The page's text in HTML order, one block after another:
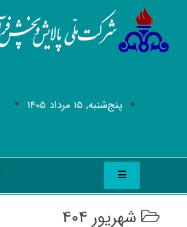
پنج‌شنبه, 15 مرداد 1405
شهریور 404